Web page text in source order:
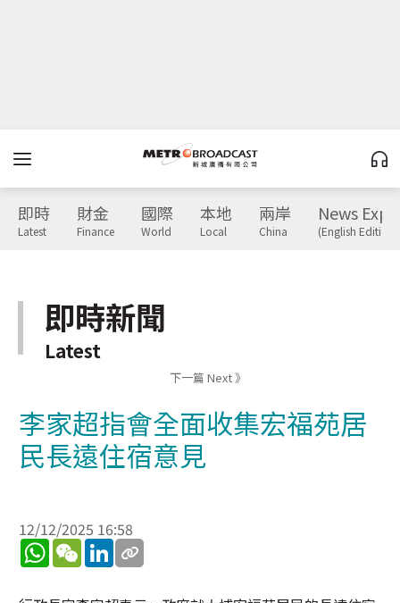
即時
Latest
財金
Finance
國際
World
本地
Local
兩岸
China
News
(English Edition)
即時新聞
Latest
下一篇 Next 》
李家超指會全面收集宏福苑居
民長遠住宿意見
12/12/2025 16:58
WhatsApp
WeChatLinkedIn